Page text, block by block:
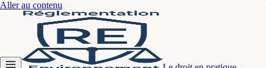
Aller au contenu